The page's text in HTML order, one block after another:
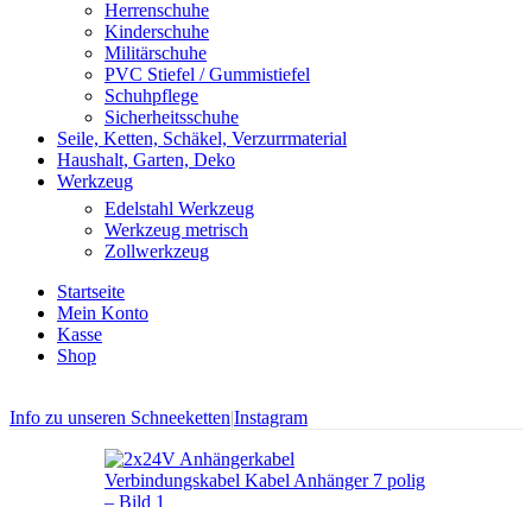
Herrenschuhe
Kinderschuhe
Militärschuhe
PVC Stiefel / Gummistiefel
Schuhpflege
Sicherheitsschuhe
Seile, Ketten, Schäkel, Verzurrmaterial
Haushalt, Garten, Deko
Werkzeug
Edelstahl Werkzeug
Werkzeug metrisch
Zollwerkzeug
Startseite
Mein Konto
Kasse
Shop
Info zu unseren Schneeketten|Instagram